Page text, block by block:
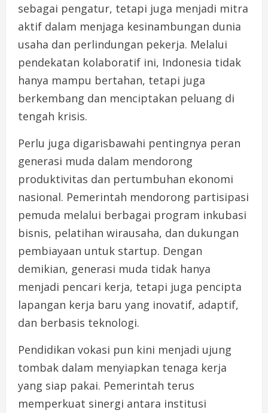
sebagai pengatur, tetapi juga menjadi mitra
aktif dalam menjaga kesinambungan dunia
usaha dan perlindungan pekerja. Melalui
pendekatan kolaboratif ini, Indonesia tidak
hanya mampu bertahan, tetapi juga
berkembang dan menciptakan peluang di
tengah krisis.
Perlu juga digarisbawahi pentingnya peran
generasi muda dalam mendorong
produktivitas dan pertumbuhan ekonomi
nasional. Pemerintah mendorong partisipasi
pemuda melalui berbagai program inkubasi
bisnis, pelatihan wirausaha, dan dukungan
pembiayaan untuk startup. Dengan
demikian, generasi muda tidak hanya
menjadi pencari kerja, tetapi juga pencipta
lapangan kerja baru yang inovatif, adaptif,
dan berbasis teknologi.
Pendidikan vokasi pun kini menjadi ujung
tombak dalam menyiapkan tenaga kerja
yang siap pakai. Pemerintah terus
memperkuat sinergi antara institusi